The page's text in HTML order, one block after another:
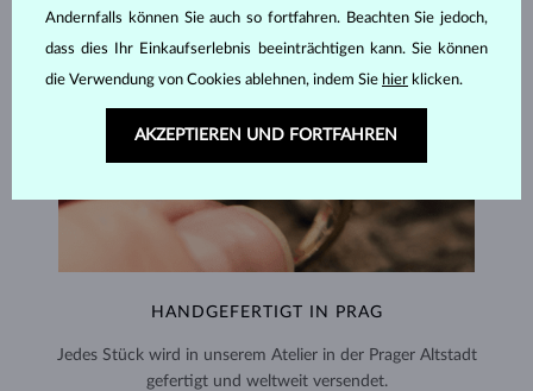
HANDGEFERTIGT IN PRAG
Jedes Stück wird in unserem Atelier in der Prager Altstadt
gefertigt und weltweit versendet.
Andernfalls können Sie auch so fortfahren. Beachten Sie jedoch,
dass dies Ihr Einkaufserlebnis beeinträchtigen kann. Sie können
die Verwendung von Cookies ablehnen, indem Sie hier klicken.
AKZEPTIEREN UND FORTFAHREN